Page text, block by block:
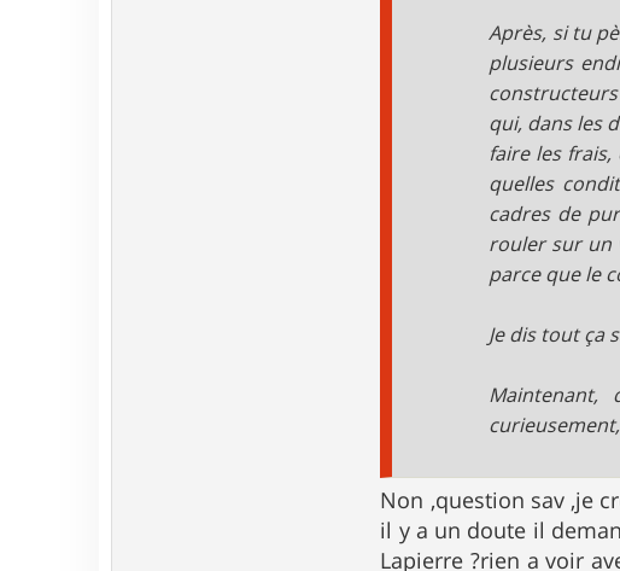
Après, si tu
plusieurs
qui, dans les
faire les
quelles
cadres de
rouler sur un
parce que le
Je dis tout ça
Non ,question sav ,je
il y a un doute il
Lapierre ?rien a voir